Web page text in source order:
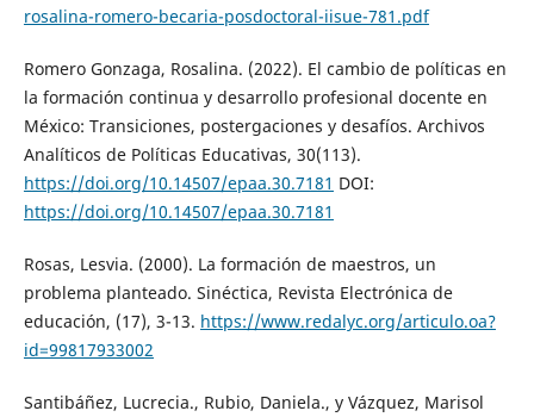
rosalina-romero-becaria-posdoctoral-iisue-781.pdf
Romero Gonzaga, Rosalina. (2022). El cambio de políticas en
la formación continua y desarrollo profesional docente en
México: Transiciones, postergaciones y desafíos. Archivos
Analíticos de Políticas Educativas, 30(113).
https://doi.org/10.14507/epaa.30.7181 DOI:
https://doi.org/10.14507/epaa.30.7181
Rosas, Lesvia. (2000). La formación de maestros, un
problema planteado. Sinéctica, Revista Electrónica de
educación, (17), 3-13. https://www.redalyc.org/articulo.oa?
id=99817933002
Santibáñez, Lucrecia., Rubio, Daniela., y Vázquez, Marisol